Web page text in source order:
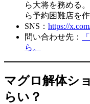
ら大将を務める
ら予約困難店を
SNS： https://
問い合わせ先：
ら。
マグロ解体シ
らい？